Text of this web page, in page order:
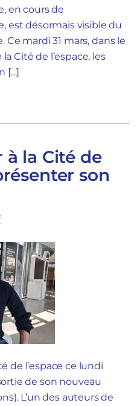
en cours de
est désormais visible du
mardi 31 mars, dans le
Cité de l’espace, les
[…]
la Cité de
son
de l’espace ce lundi
de son nouveau
L’un des auteurs de